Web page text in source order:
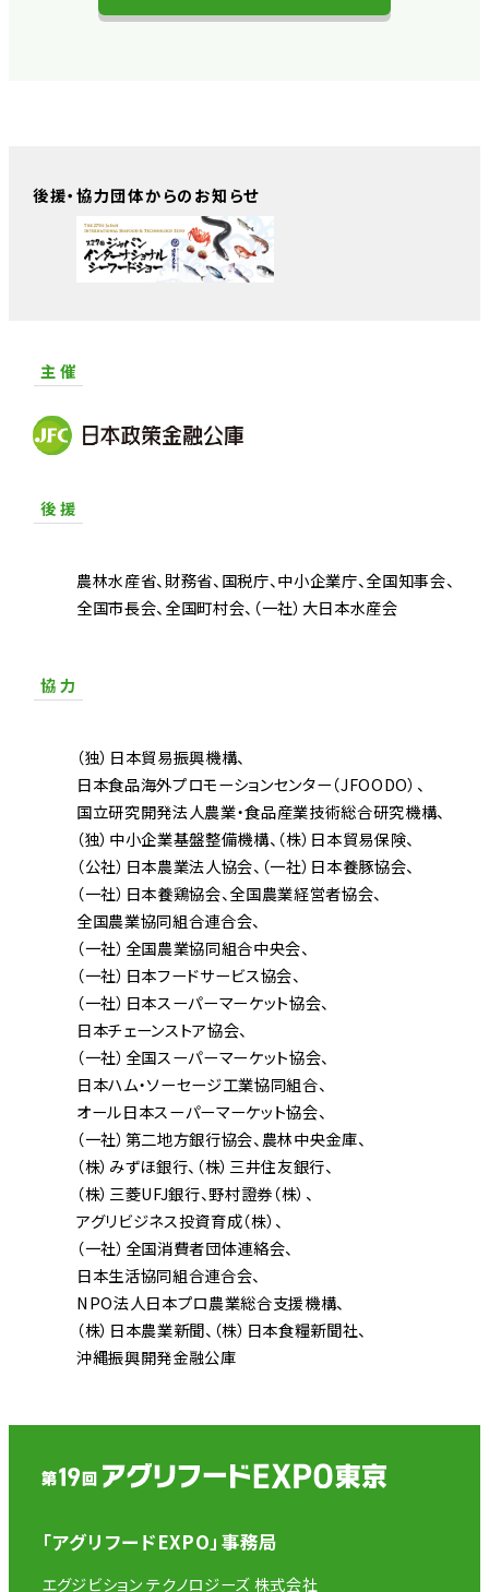
後援・協力団体からのお知らせ
主 催
後 援
農林水産省 財務省 国税庁 中小企業庁 全国知事会
全国市長会 全国町村会 （一社）大日本水産会
協 力
（独）日本貿易振興機構
日本食品海外プロモーションセンター（JFOODO）
国立研究開発法人農業・食品産業技術総合研究機構
（独）中小企業基盤整備機構 （株）日本貿易保険
（公社）日本農業法人協会 （一社）日本養豚協会
（一社）日本養鶏協会 全国農業経営者協会
全国農業協同組合連合会
（一社）全国農業協同組合中央会
（一社）日本フードサービス協会
（一社）日本スーパーマーケット協会
日本チェーンストア協会
（一社）全国スーパーマーケット協会
日本ハム・ソーセージ工業協同組合
オール日本スーパーマーケット協会
（一社）第二地方銀行協会 農林中央金庫
（株）みずほ銀行 （株）三井住友銀行
（株）三菱UFJ銀行 野村證券（株）
アグリビジネス投資育成（株）
（一社）全国消費者団体連絡会
日本生活協同組合連合会
NPO法人日本プロ農業総合支援機構
（株）日本農業新聞 （株）日本食糧新聞社
沖縄振興開発金融公庫
「アグリフードEXPO」事務局
エグジビション テクノロジーズ 株式会社